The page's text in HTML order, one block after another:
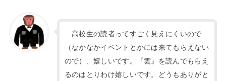
高校生の読者ってすごく見えにくいので
（なかなかイベントとかには来てもらえない
ので）、嬉しいです。『雲』を読んでもらえ
るのはとりわけ嬉しいです。どうもありがと